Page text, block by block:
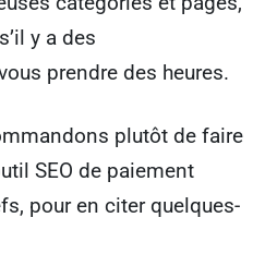
y a des
prendre des heures.
plutôt de faire
SEO de paiement
pour en citer quelques-